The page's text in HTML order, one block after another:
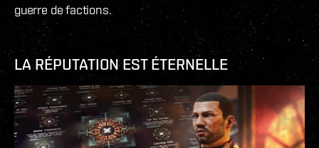
guerre de factions.
LA RÉPUTATION EST ÉTERNELLE